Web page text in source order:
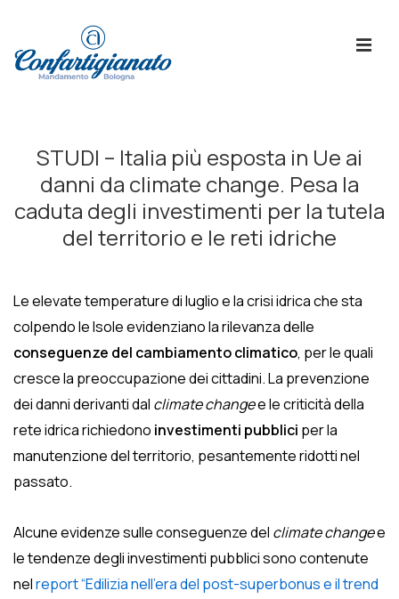
Principale
STUDI – Italia più esposta in Ue ai
danni da climate change. Pesa la
caduta degli investimenti per la tutela
del territorio e le reti idriche
Le elevate temperature di luglio e la crisi idrica che sta
colpendo le Isole evidenziano la rilevanza delle
conseguenze del cambiamento climatico, per le quali
cresce la preoccupazione dei cittadini. La prevenzione
dei danni derivanti dal climate changee le criticità della
rete idrica richiedono investimenti pubblici per la
manutenzione del territorio, pesantemente ridotti nel
passato.
Alcune evidenze sulle conseguenze del climate changee
le tendenze degli investimenti pubblici sono contenute
nelreport “Edilizia nell’era del post-superbonus e il trend